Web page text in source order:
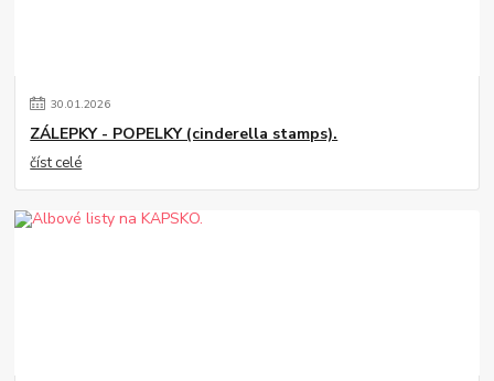
30.01.2026
ZÁLEPKY - POPELKY (cinderella stamps).
číst celé